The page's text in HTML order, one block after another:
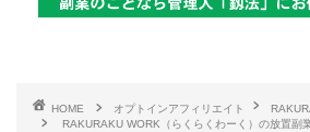
HOME オプトインアフィリエイト
RAKURAKU WORK（らくらくわーく）の放置副